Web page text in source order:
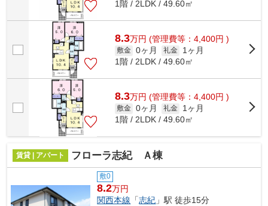
1階 / 2LDK / 49.60㎡
8.3万円 (管理費等：4,400円 )
敷金 0ヶ月 礼金
1ヶ月
1階 / 2LDK / 49.60㎡
8.3万円 (管理費等：4,400円 )
敷金 0ヶ月 礼金
1ヶ月
1階 / 2LDK / 49.60㎡
賃貸 | アパート フローラ志紀 Ａ棟
敷0
8.2万円
関西本線 「志紀 」駅 徒歩15分